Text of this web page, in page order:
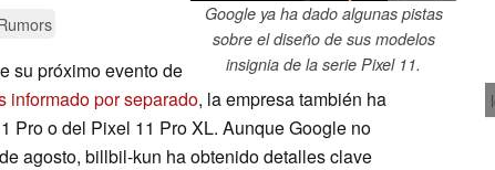
Google ya ha dado algunas pistas
sobre el diseño de sus modelos
insignia de la serie Pixel 11.
su próximo evento de
informado por separado, la empresa también ha
Pro o del Pixel 11 Pro XL. Aunque Google no
agosto, billbil-kun ha obtenido detalles clave